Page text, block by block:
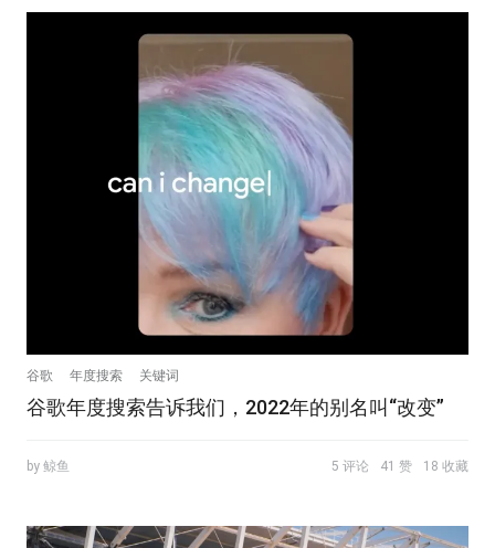
谷歌 年度搜索 关键词
谷歌年度搜索告诉我们，2022年的别名叫“改变”
by 鲸鱼 5 评论 41 赞 18 收藏